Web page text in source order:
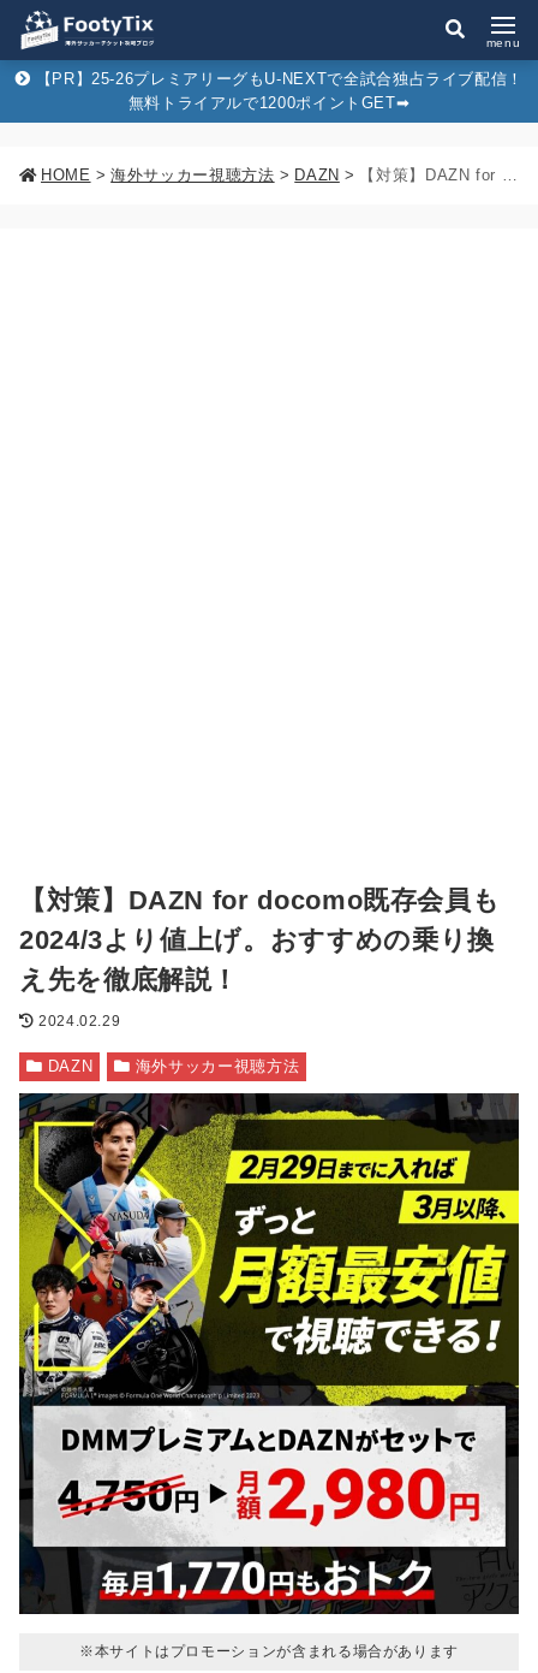
menu
【PR】25-26プレミアリーグもU-NEXTで全試合独占ライブ配信！
無料トライアルで1200ポイントGET➡︎
HOME > 海外サッカー視聴方法 > DAZN > 【対策】DAZN for docomo既存会員も2024/3より値上げ。おすすめの乗り換え先を徹底解説！
【対策】DAZN for docomo既存会員も
2024/3より値上げ。おすすめの乗り換
え先を徹底解説！
2024.02.29
DAZN 海外サッカー視聴方法
※本サイトはプロモーションが含まれる場合があります